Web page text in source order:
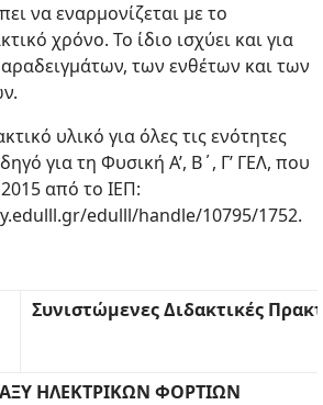
να εναρμονίζεται με το
χρόνο. Το ίδιο ισχύει και για
των ενθέτων και των
υλικό για όλες τις ενότητες
για τη Φυσική Α’, Β΄, Γ’ ΓΕΛ, που
από το ΙΕΠ:
edulll/handle/10795/1752.
Συνιστώμενες Διδακτικές
ΗΛΕΚΤΡΙΚΩΝ ΦΟΡΤΙΩΝ